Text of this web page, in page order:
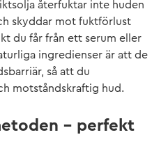
återfuktar inte huden
skyddar mot fuktförlust
du får från ett serum eller
ingredienser är att de
så att du
motståndskraftig hud.
– perfekt